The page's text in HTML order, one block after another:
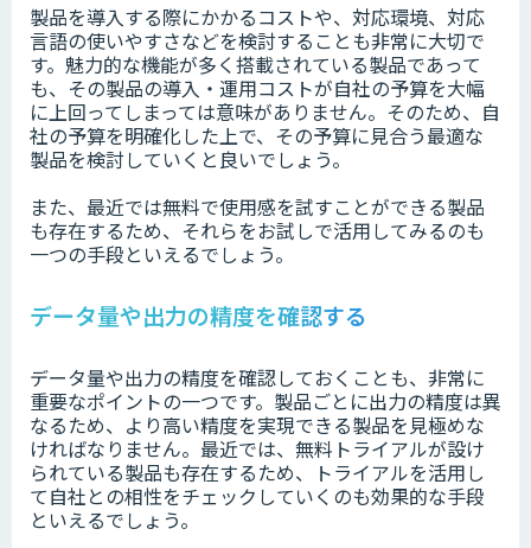
製品を導入する際にかかるコストや、対応環境、対応
言語の使いやすさなどを検討することも非常に大切で
す。魅力的な機能が多く搭載されている製品であって
も、その製品の導入・運用コストが自社の予算を大幅
に上回ってしまっては意味がありません。そのため、自
社の予算を明確化した上で、その予算に見合う最適な
製品を検討していくと良いでしょう。
また、最近では無料で使用感を試すことができる製品
も存在するため、それらをお試しで活用してみるのも
一つの手段といえるでしょう。
データ量や出力の精度を確認する
データ量や出力の精度を確認しておくことも、非常に
重要なポイントの一つです。製品ごとに出力の精度は異
なるため、より高い精度を実現できる製品を見極めな
ければなりません。最近では、無料トライアルが設け
られている製品も存在するため、トライアルを活用し
て自社との相性をチェックしていくのも効果的な手段
といえるでしょう。